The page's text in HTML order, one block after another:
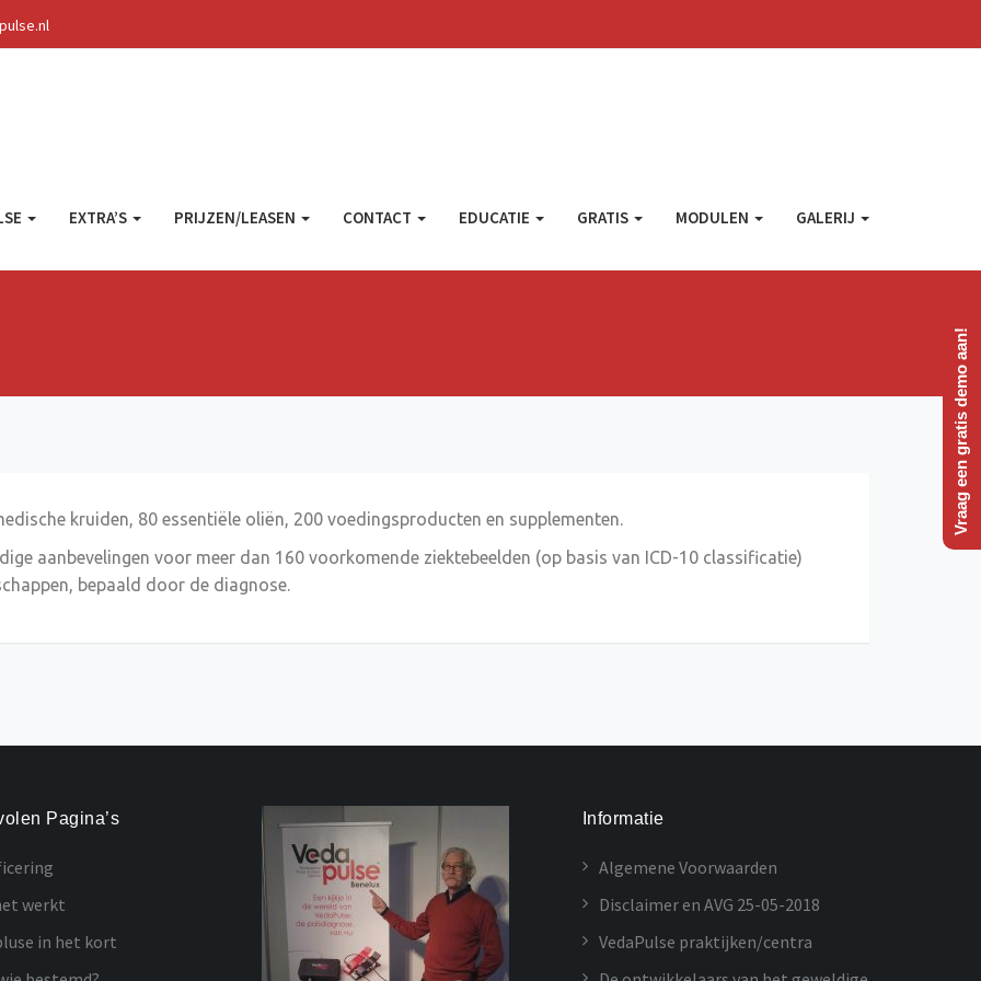
EXTRA’S PRIJZEN/LEASEN CONTACT EDUCATIE GRATIS MODULEN GALERIJ
kruiden, 80 essentiële oliën, 200 voedingsproducten en supplementen.
aanbevelingen voor meer dan 160 voorkomende ziektebeelden (op basis van ICD-10 classificatie)
bepaald door de diagnose.
Pagina’s
werkt
in het kort
Informatie
Algemene Voorwaarden
Disclaimer en AVG 25-05-2018
VedaPulse praktijken/centra
Vraag een gratis demo aan!